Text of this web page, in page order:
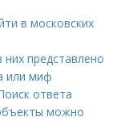
в московских
них представлено
или миф
ответа
можно